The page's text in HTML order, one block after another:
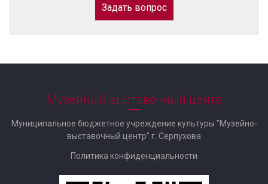
Задать вопрос
Музейный выставочный центр
Муниципальное бюджетное учреждение культуры "Музейно-
выставочный центр" г. Серпухова
Политика конфиденциальности